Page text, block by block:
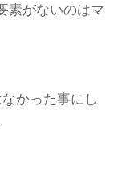
素がないのはマ
かった事にし